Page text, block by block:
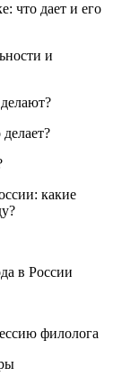
что дает и его
и
какие
в России
филолога